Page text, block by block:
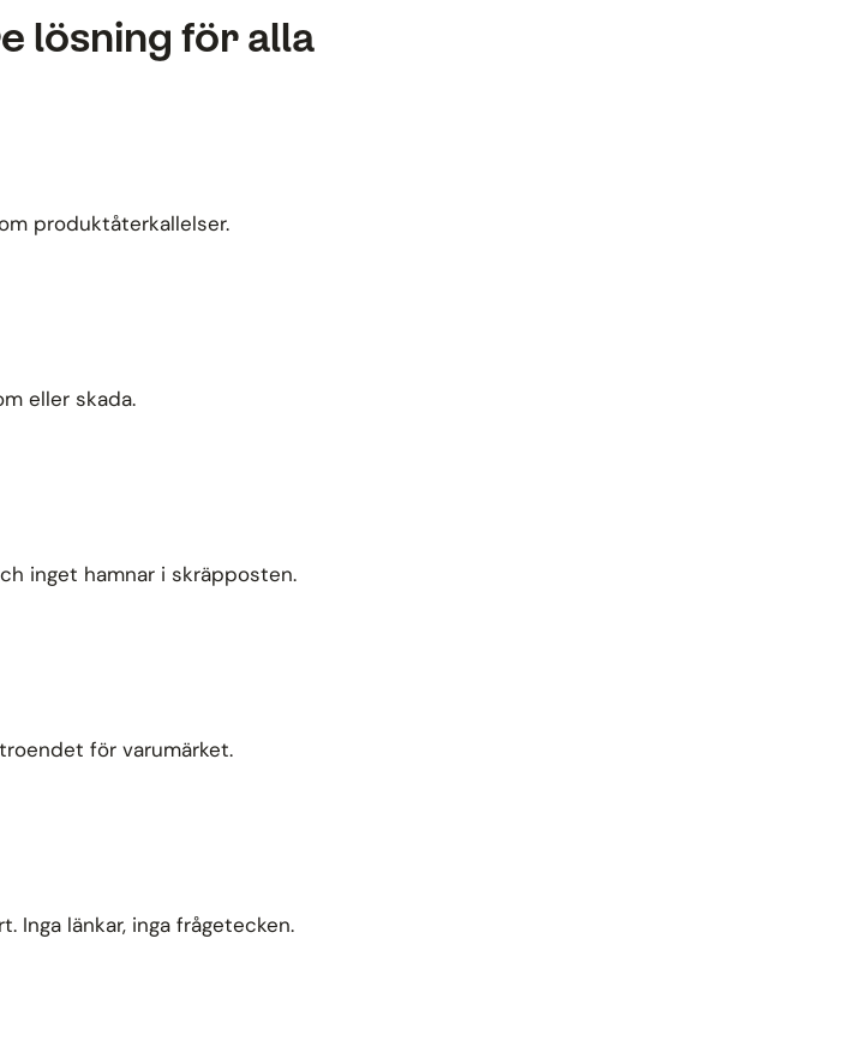
lösning för alla
produktåterkallelser.
eller skada.
inget hamnar i skräpposten.
för varumärket.
Inga länkar, inga frågetecken.